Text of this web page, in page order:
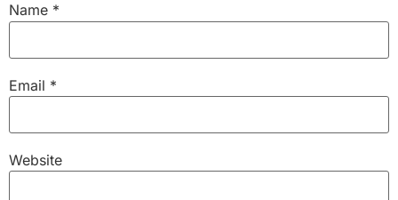
Name *
Email *
Website